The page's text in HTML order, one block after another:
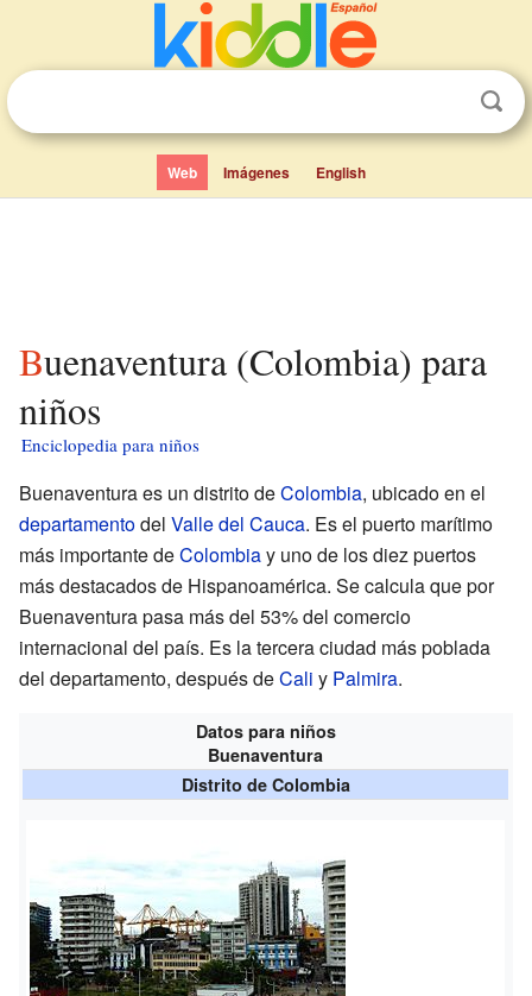
Web Imágenes English
Buenaventura (Colombia) para
niños
Enciclopedia para niños
Buenaventura es un distrito deColombia, ubicado en el
departamentodel Valle del Cauca. Es el puerto marítimo
más importante deColombiay uno de los diez puertos
más destacados de Hispanoamérica. Se calcula que por
Buenaventura pasa más del 53% del comercio
internacional del país. Es la tercera ciudad más poblada
del departamento, después deCali y Palmira.
Datos para niños
Buenaventura
Distrito de Colombia